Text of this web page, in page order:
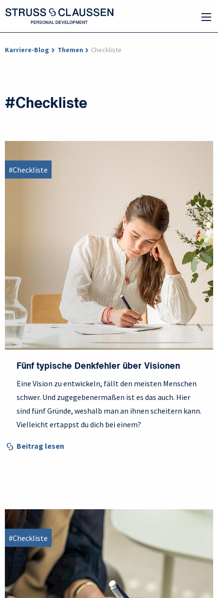
Karriere-Blog Themen Checkliste
#Checkliste
#Checkliste
Fünf typische Denkfehler über Visionen
Eine Vision zu entwickeln, fällt den meisten Menschen
schwer. Und zugegebenermaßen ist es das auch. Hier
sind fünf Gründe, weshalb man an ihnen scheitern kann.
Vielleicht ertappst du dich bei einem?
Beitrag lesen
#Checkliste